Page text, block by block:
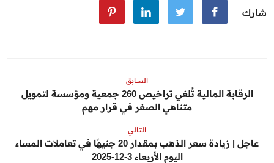
شارك
السابق
الرقابة المالية تُلغي تراخيص 260 جمعية ومؤسسة لتمويل
متناهي الصغر في قرار مهم
التالي
عاجل | زيادة سعر الذهب بمقدار 20 جنيهًا في تعاملات المساء
اليوم الأربعاء 3-12-2025